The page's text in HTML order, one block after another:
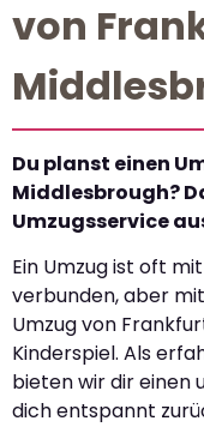
von
Du planst einen
Middlesbrough?
Umzugsservice
Ein Umzug ist oft
verbunden, aber
Umzug von
Kinderspiel. Als
bieten wir dir einen
dich entspannt